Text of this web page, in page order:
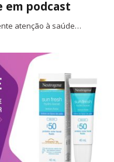
em podcast
atenção à saúde…